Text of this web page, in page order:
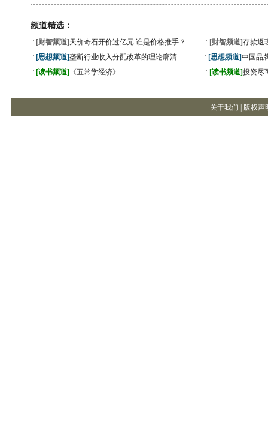
频道精选：
· [财智频道] 天价奇石开价过亿元 谁是价格推手？ · [财智频道]存款返
· [思想频道]垄断行业收入分配改革的理论廓清 · [思想频道]中国品
· [读书频道] 《五常学经济》 · [读书频道]投资尽